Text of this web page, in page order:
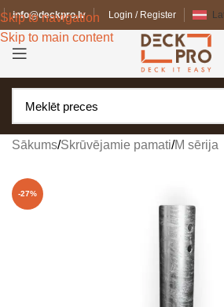
Skip to navigation
Skip to main content
info@deckpro.lv Login / Register
Sākums/Skrūvējamie pamati/M sērija
-27%